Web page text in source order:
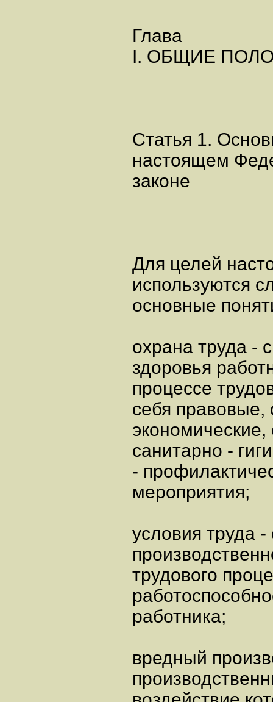
Глава
I. ОБЩИЕ
Статья 1.
настоящем
законе
Для целей
используются
основные
охрана труда -
здоровья
процессе
себя правовые,
экономические,
санитарно -
-
мероприятия;
условия труда
трудового
работника;
вредный